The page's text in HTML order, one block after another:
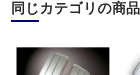
同じカテゴリの商品